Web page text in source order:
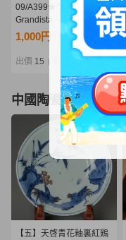
09/A399★ワンピース
Grandista -
MONKEY.D.LUFFY
GEAR5-Ⅲ モンキー・
D・ルフィ ギア5★フィ
ギュア★ニカ★バンダイ
★プライズ★未開封品
1,000円 NT216
出價 15 2日
中國陶瓷器
【五】天啓青花釉裏紅鶏